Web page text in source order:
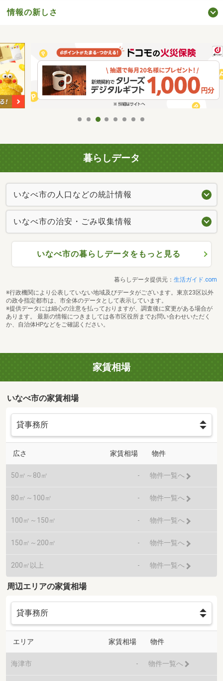
情報の新しさ
暮らしデータ
いなべ市の人口などの統計情報
いなべ市の治安・ごみ収集情報
いなべ市の暮らしデータをもっと見る
暮らしデータ提供元： 生活ガイド.com
※行政機関により公表していない地域及びデータがございます。東京23区以外
の政令指定都市は、市全体のデータとして表示しています。
※提供データには細心の注意を払っておりますが、調査後に変更がある場合が
あります。 最新の情報につきましては各市区役所までお問い合わせいただく
か、自治体HPなどをご確認ください。
家賃相場
いなべ市の家賃相場
広さ 家賃相場 物件
50㎡～80㎡ - 物件一覧へ
80㎡～100㎡ - 物件一覧へ
100㎡～150㎡ - 物件一覧へ
150㎡～200㎡ - 物件一覧へ
200㎡以上 - 物件一覧へ
周辺エリアの家賃相場
エリア 家賃相場 物件
海津市 - 物件一覧へ